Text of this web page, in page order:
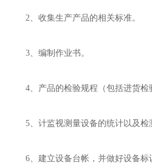
2、收集生产产品的相关标准。
3、编制作业书。
4、产品的检验规程（包括进货检
5、计监视测量设备的统计以及检
6、建立设备台帐，并做好设备标